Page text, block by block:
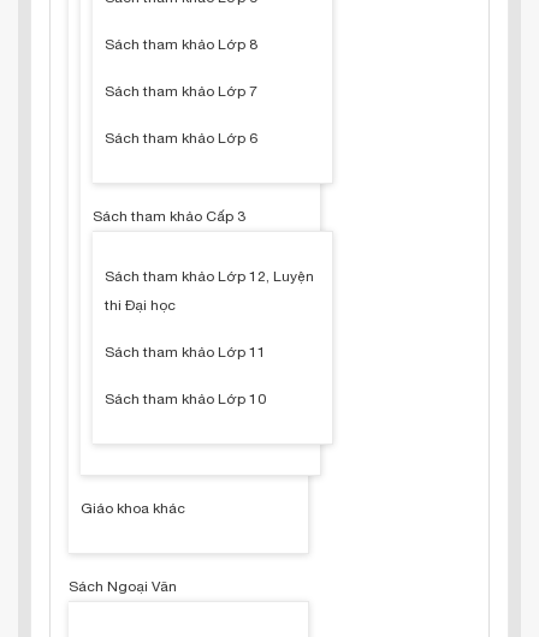
Sách tham khảo Lớp 8
Sách tham khảo Lớp 7
Sách tham khảo Lớp 6
Sách tham khảo Cấp 3
Sách tham khảo Lớp 12, Luyện
thi Đại học
Sách tham khảo Lớp 11
Sách tham khảo Lớp 10
Giáo khoa khác
Sách Ngoại Văn